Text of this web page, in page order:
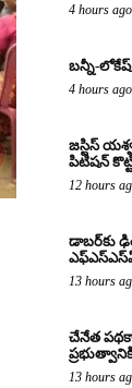
4 hours ago
బన్నీ-
4 hours ago
జస్టిస్
పిటిషన్
12 hours
డాబర్‌కు
13 hours
చేనేత
13 hours